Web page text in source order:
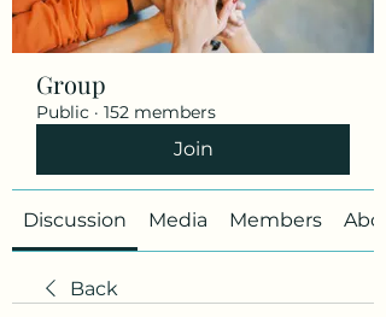
Group
Public · 152 members
Join
Discussion Media Members
Back